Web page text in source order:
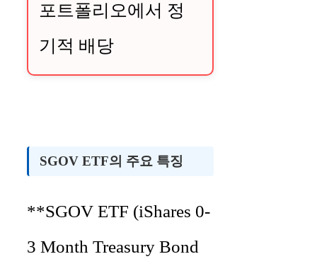
포트폴리오에서 정
기적 배당
SGOV ETF의 주요 특징
**SGOV ETF (iShares 0-
3 Month Treasury Bond